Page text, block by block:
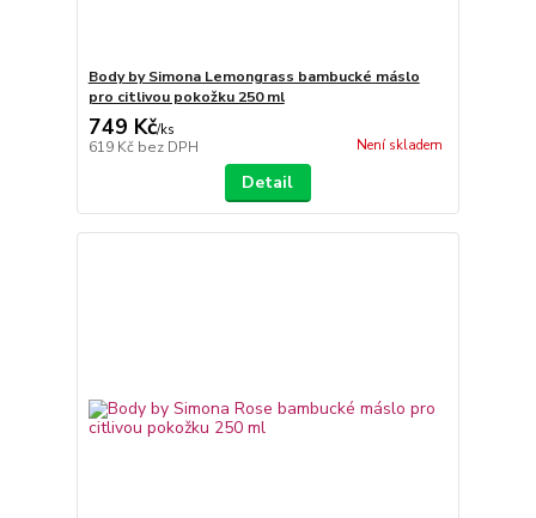
Body by Simona Lemongrass bambucké máslo
pro citlivou pokožku 250 ml
749 Kč/ks
619 Kč bez DPH Není skladem
Detail